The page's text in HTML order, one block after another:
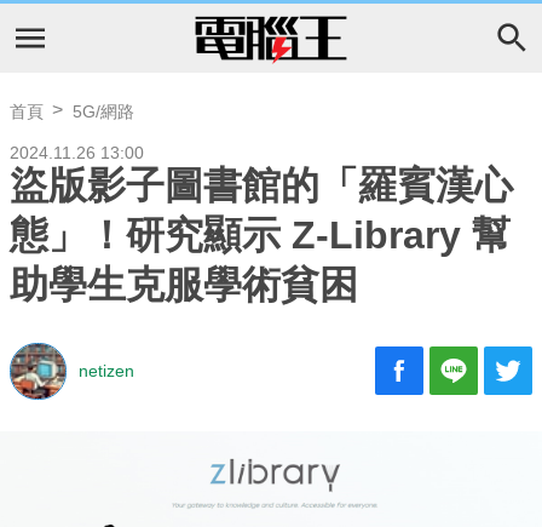
首頁 5G/網路
2024.11.26 13:00
盜版影子圖書館的「羅賓漢心
態」！研究顯示 Z-Library 幫
助學生克服學術貧困
netizen